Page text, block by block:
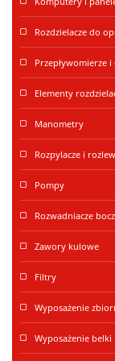
Rozdzielacze do
Przepływomierze i
Elementy
Manometry
Rozpylacze i
Pompy
Rozwadniacze
Zawory kulowe
Filtry
Wyposażenie
Wyposażenie belki